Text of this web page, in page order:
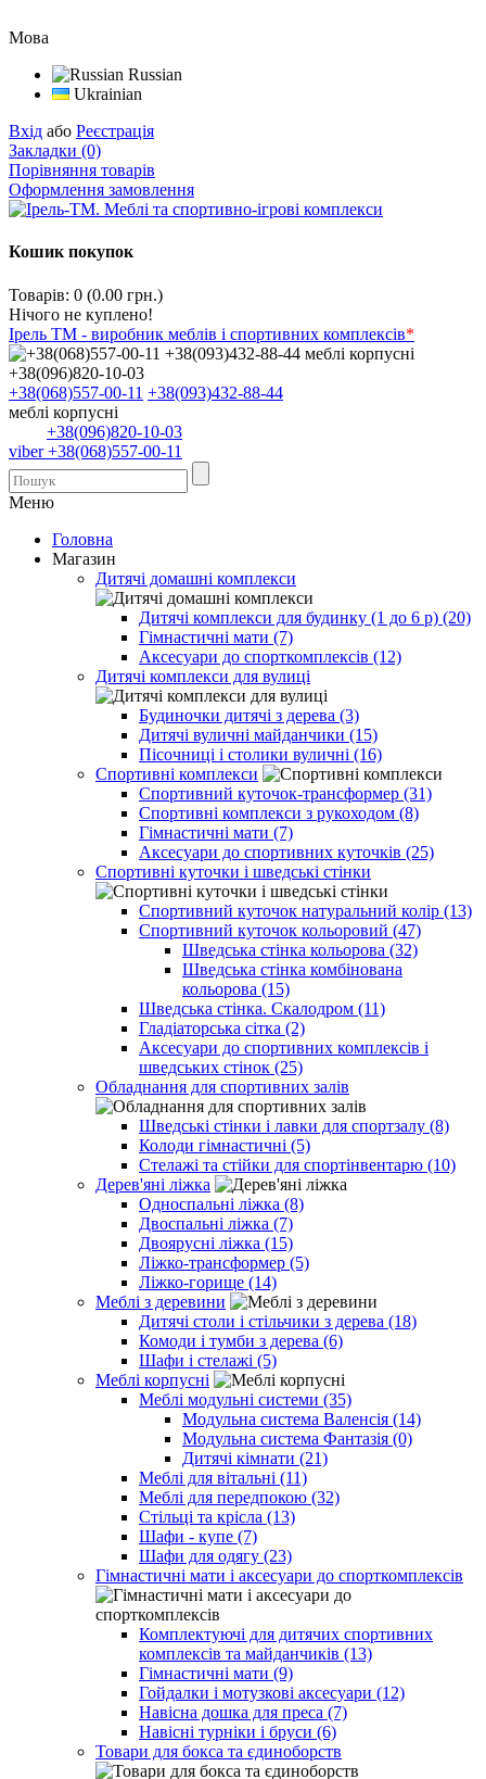
Мова
Russian
Ukrainian
Вхід або Реєстрація
Закладки (0)
Порівняння товарів
Оформлення замовлення
Кошик покупок
Товарів: 0 (0.00 грн.)
Нічого не куплено!
Ірель ТМ - виробник меблів і спортивних комплексів*
+38(068)557-00-11 +38(093)432-88-44
меблі корпусні
+38(096)820-10-03
viber +38(068)557-00-11
Меню
Головна
Магазин
Дитячі домашні комплекси
Дитячі комплекси для будинку (1 до 6 р) (20)
Гімнастичні мати (7)
Аксесуари до спорткомплексів (12)
Дитячі комплекси для вулиці
Будиночки дитячі з дерева (3)
Дитячі вуличні майданчики (15)
Пісочниці і столики вуличні (16)
Спортивні комплекси
Спортивний куточок-трансформер (31)
Спортивні комплекси з рукоходом (8)
Гімнастичні мати (7)
Аксесуари до спортивних куточків (25)
Спортивні куточки і шведські стінки
Спортивний куточок натуральний колір (13)
Спортивний куточок кольоровий (47)
Шведська стінка кольорова (32)
Шведська стінка комбінована
кольорова (15)
Шведська стінка. Скалодром (11)
Гладіаторська сітка (2)
Аксесуари до спортивних комплексів і
шведських стінок (25)
Обладнання для спортивних залів
Шведські стінки і лавки для спортзалу (8)
Колоди гімнастичні (5)
Стелажі та стійки для спортінвентарю (10)
Дерев'яні ліжка
Односпальні ліжка (8)
Двоспальні ліжка (7)
Двоярусні ліжка (15)
Ліжко-трансформер (5)
Ліжко-горище (14)
Меблі з деревини
Дитячі столи і стільчики з дерева (18)
Комоди і тумби з дерева (6)
Шафи і стелажі (5)
Меблі корпусні
Меблі модульні системи (35)
Модульна система Валенсія (14)
Модульна система Фантазія (0)
Дитячі кімнати (21)
Меблі для вітальні (11)
Меблі для передпокою (32)
Стільці та крісла (13)
Шафи - купе (7)
Шафи для одягу (23)
Гімнастичні мати і аксесуари до спорткомплексів
Комплектуючі для дитячих спортивних
комплексів та майданчиків (13)
Гімнастичні мати (9)
Гойдалки і мотузкові аксесуари (12)
Навісна дошка для преса (7)
Навісні турніки і бруси (6)
Товари для бокса та єдиноборств